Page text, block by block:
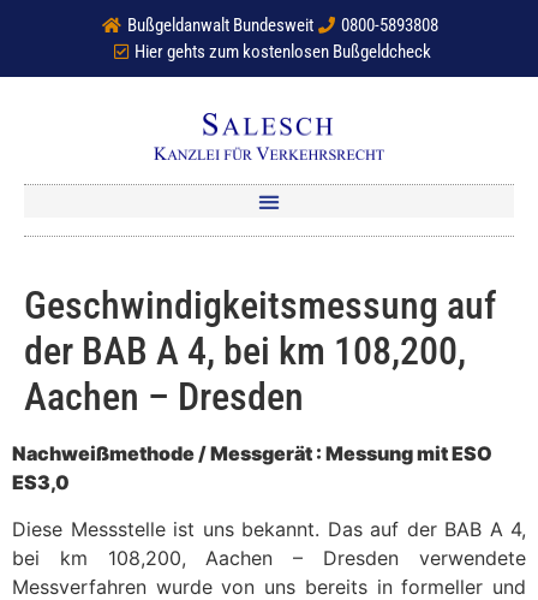
Bußgeldanwalt Bundesweit
0800-5893808
Hier gehts zum kostenlosen Bußgeldcheck
Geschwindigkeitsmessung auf
der BAB A 4, bei km 108,200,
Aachen – Dresden
Nachweißmethode / Messgerät : Messung mit ESO
ES3,0
Diese Messstelle ist uns bekannt. Das auf der BAB A 4,
bei km 108,200, Aachen – Dresden verwendete
Messverfahren wurde von uns bereits in formeller und